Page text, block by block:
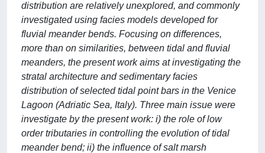
distribution are relatively unexplored, and commonly
investigated using facies models developed for
fluvial meander bends. Focusing on differences,
more than on similarities, between tidal and fluvial
meanders, the present work aims at investigating the
stratal architecture and sedimentary facies
distribution of selected tidal point bars in the Venice
Lagoon (Adriatic Sea, Italy). Three main issue were
investigate by the present work: i) the role of low
order tributaries in controlling the evolution of tidal
meander bend; ii) the influence of salt marsh